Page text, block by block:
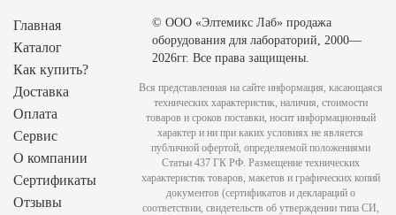
Главная
Каталог
Как купить?
Доставка
Оплата
Сервис
О компании
Сертификаты
Отзывы
© ООО «Элтемикс Лаб» продажа
оборудования для лабораторий, 2000—
2026гг. Все права защищены.
Вся представленная на сайте информация, касающаяся
технических характеристик, наличия, стоимости
товаров и сроков поставки, носит информационный
характер и ни при каких условиях не является
публичной офертой, определяемой положениями
Статьи 437 ГК РФ. Размещение технических
характеристик товаров, макетов и графических копий
документов (сертификатов и деклараций о
соответствии, свидетельств об утверждении типа СИ,